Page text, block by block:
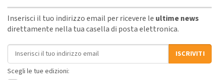
Inserisci il tuo indirizzo email per ricevere le ultime news
direttamente nella tua casella di posta elettronica.
Indirizzo email
ISCRIVITI
Scegli le tue edizioni: